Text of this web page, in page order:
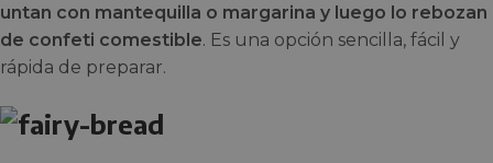
untan con mantequilla o margarina y luego lo rebozan
de confeti comestible. Es una opción sencilla, fácil y
rápida de preparar.